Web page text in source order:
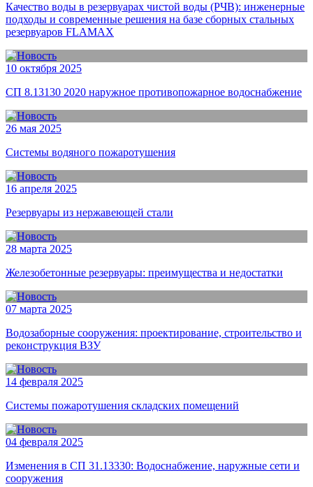
Качество воды в резервуарах чистой воды (РЧВ): инженерные
подходы и современные решения на базе сборных стальных
резервуаров FLAMAX
10 октября 2025
СП 8.13130 2020 наружное противопожарное водоснабжение
26 мая 2025
Системы водяного пожаротушения
16 апреля 2025
Резервуары из нержавеющей стали
28 марта 2025
Железобетонные резервуары: преимущества и недостатки
07 марта 2025
Водозаборные сооружения: проектирование, строительство и
реконструкция ВЗУ
14 февраля 2025
Системы пожаротушения складских помещений
04 февраля 2025
Изменения в СП 31.13330: Водоснабжение, наружные сети и
сооружения